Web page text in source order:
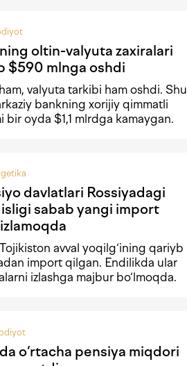
oltin-valyuta zaxiralari
$590 mlnga oshdi
valyuta tarkibi ham oshdi. Shu
bankning xorijiy qimmatli
bir oyda $1,1 mlrdga kamaygan.
davlatlari Rossiyadagi
sabab yangi import
avval yoqilg‘ining qariyb
import qilgan. Endilikda ular
izlashga majbur bo‘lmoqda.
o‘rtacha pensiya miqdori